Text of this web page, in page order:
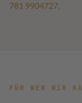
781 9904727.
FÜR WEN WIR